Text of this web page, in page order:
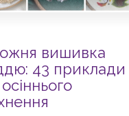
вишивка
43 приклади